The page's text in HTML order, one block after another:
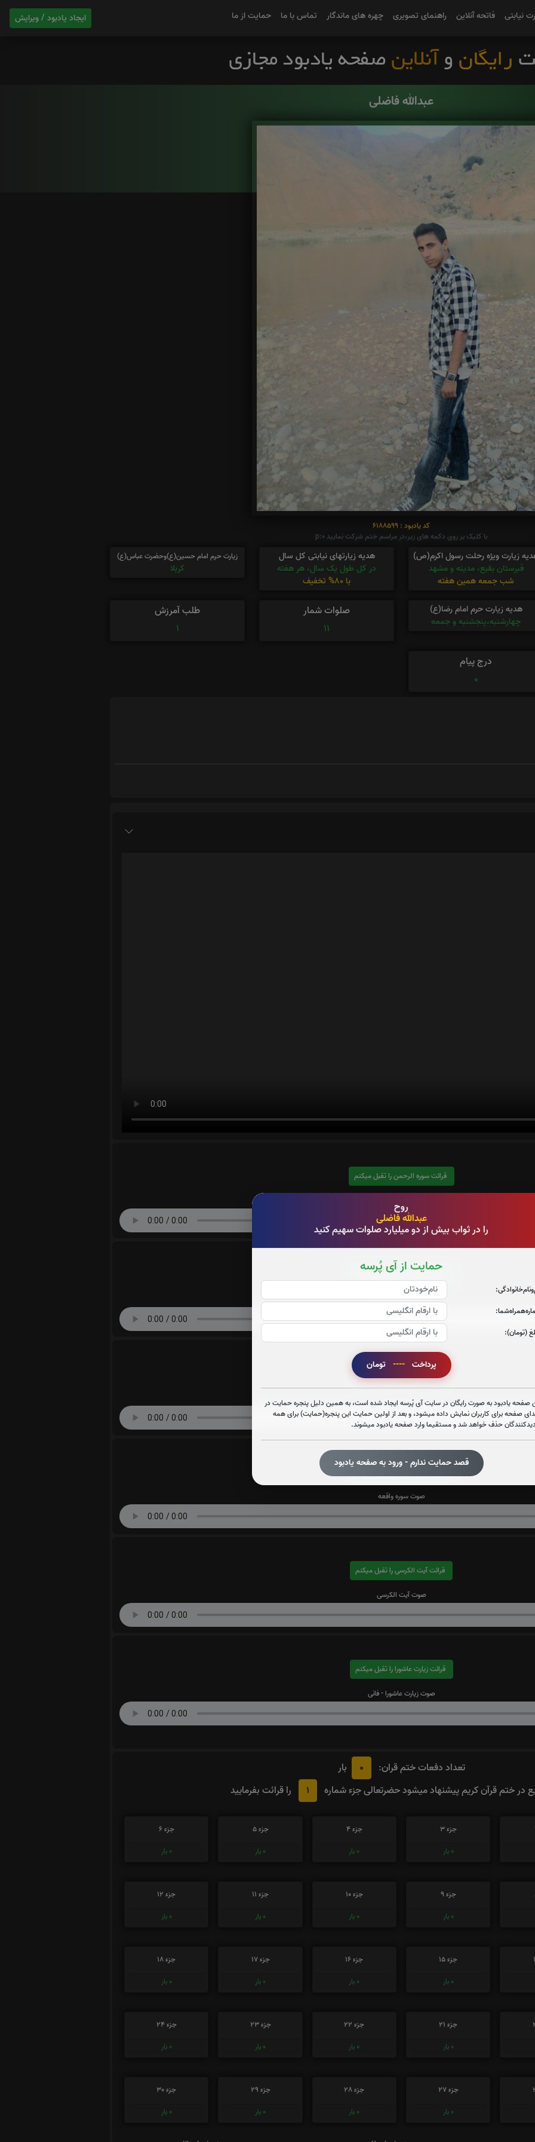
ایجاد یادبود / ویرایش نیابتی فاتحه آنلاین راهنمای تصویری چهره های ماندگار تماس با ما حمایت از ما
روح
عبدالله فاضلی
را در ثواب بیش از دو میلیارد صلوات سهیم کنید
حمایت از آی پُرسه
(تومان):
پرداخت ---- تومان
صفحه یادبود به صورت رایگان در سایت آی پُرسه ایجاد شده است، به همین دلیل پنجره حمایت در
صفحه برای کاربران نمایش داده میشود، و بعد از اولین حمایت این پنجره(حمایت) برای همه
حذف خواهد شد و مستقیما وارد صفحه یادبود میشوند.
قصد حمایت ندارم - ورود به صفحه یادبود
عبدالله فاضلی
کد یادبود : 6188599
با کلیک بر روی دکمه های زیر،در مراسم ختم شرکت نمایید p:0
زیارت ویژه رحلت رسول اکرم(ص)
قبرستان بقیع، مدینه و مشهد
شب جمعه همین هفته
هدیه زیارتهای نیابتی کل سال
در کل طول یک سال، هر هفته
با 80% تخفیف
زیارت حرم امام حسین(ع)وحضرت عباس(ع)
کربلا
هدیه زیارت حرم امام رضا(ع)
چهارشنبه،پنجشنبه و جمعه
صلوات شمار
11
طلب آمرزش
1
درج پیام
0
قرائت سوره الرحمن را تقبل میکنم
صوت سوره یاسین
قرائت سوره قدر را تقبل میکنم
صوت سوره قدر
صوت سوره واقعه
قرائت آیت الکرسی را تقبل میکنم
صوت آیت الکرسی
قرائت زیارت عاشورا را تقبل میکنم
صوت زیارت عاشورا - فانی
تعداد دفعات ختم قران: 0
بار
در ختم قرآن کریم پیشنهاد میشود حضرتعالی جزء شماره
1 را قرائت بفرمایید
جزء 3
0 بار
جزء 4
0 بار
جزء 5
0 بار
جزء 6
0 بار
جزء 9
0 بار
جزء 10
0 بار
جزء 11
0 بار
جزء 12
0 بار
جزء 15
0 بار
جزء 16
0 بار
جزء 17
0 بار
جزء 18
0 بار
جزء 21
0 بار
جزء 22
0 بار
جزء 23
0 بار
جزء 24
0 بار
جزء 27
0 بار
جزء 28
0 بار
جزء 29
0 بار
جزء 30
0 بار